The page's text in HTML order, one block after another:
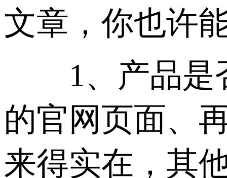
文章，你也许
1、产品是否
的官网页面、
来得实在，其